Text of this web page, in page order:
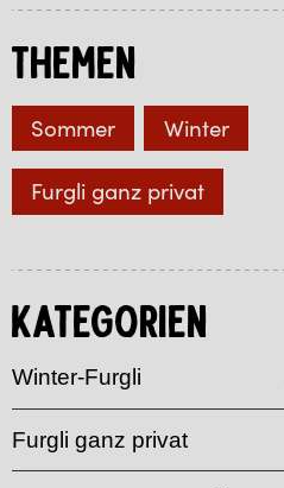
Themen
Sommer Winter
Furgli ganz privat
Kategorien
Winter-Furgli
Furgli ganz privat